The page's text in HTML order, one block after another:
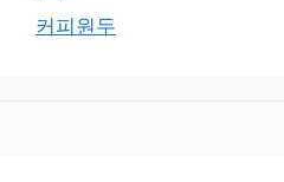
커피원두